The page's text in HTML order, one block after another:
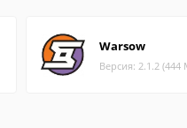
Warsow
Версия: 2.1.2 (444